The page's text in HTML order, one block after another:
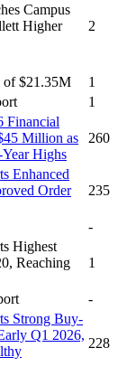
Campus
Higher
2
of $21.35M
1
1
Financial
Million as
Highs
260
Enhanced
Order
235
-
Highest
Reaching
1
-
Strong Buy-
Q1 2026,
228